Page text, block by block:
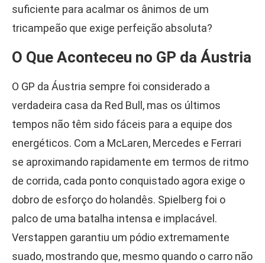
suficiente para acalmar os ânimos de um
tricampeão que exige perfeição absoluta?
O Que Aconteceu no GP da Áustria
O GP da Áustria sempre foi considerado a
verdadeira casa da Red Bull, mas os últimos
tempos não têm sido fáceis para a equipe dos
energéticos. Com a McLaren, Mercedes e Ferrari
se aproximando rapidamente em termos de ritmo
de corrida, cada ponto conquistado agora exige o
dobro de esforço do holandês. Spielberg foi o
palco de uma batalha intensa e implacável.
Verstappen garantiu um pódio extremamente
suado, mostrando que, mesmo quando o carro não